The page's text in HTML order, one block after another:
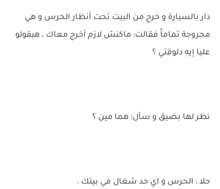
دار بالسيارة و خرج من البيت تحت أنظار الحرس و هي
محروجة تماماً فقالت: ماكنش لازم أخرج معاك ، هيقولو
عليا إيه دلوقتي ؟
نظر لها بضيق و سأل: هما مين ؟
حلا : الحرس و اي حد شغال في بيتك .